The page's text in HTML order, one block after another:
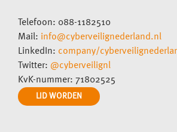
Telefoon: 088-1182510
Mail: info@cyberveilignederland.nl
LinkedIn: company/
Twitter: @cyberveilignl
KvK-nummer: 71802525
LID WORDEN